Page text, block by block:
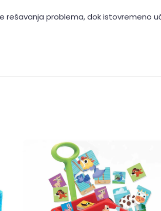
problema, dok istovremeno